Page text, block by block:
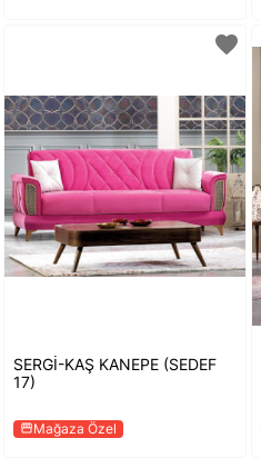
favorite
SERGİ-KAŞ KANEPE (SEDEF
17)
storefrontMağaza Özel